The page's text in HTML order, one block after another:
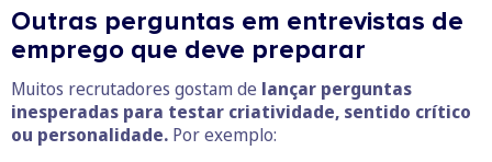
Outras perguntas em entrevistas de
emprego que deve preparar
Muitos recrutadores gostam de lançar perguntas
inesperadas para testar criatividade, sentido crítico
ou personalidade. Por exemplo: